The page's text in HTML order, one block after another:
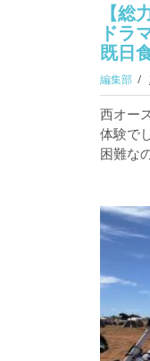
【
ドラ
既日
編集部
西オー
体験で
困難な